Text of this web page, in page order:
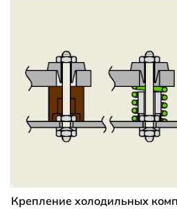
Крепление холодильных